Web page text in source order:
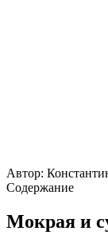
Автор:
Содержание
Мокрая и